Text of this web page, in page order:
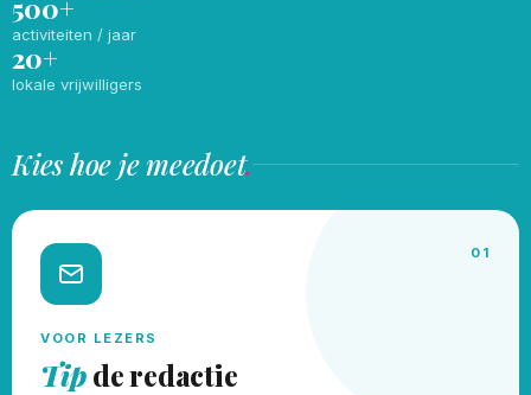
500+
activiteiten / jaar
20+
lokale vrijwilligers
Kies hoe je meedoet.
01
VOOR LEZERS
Tipde redactie